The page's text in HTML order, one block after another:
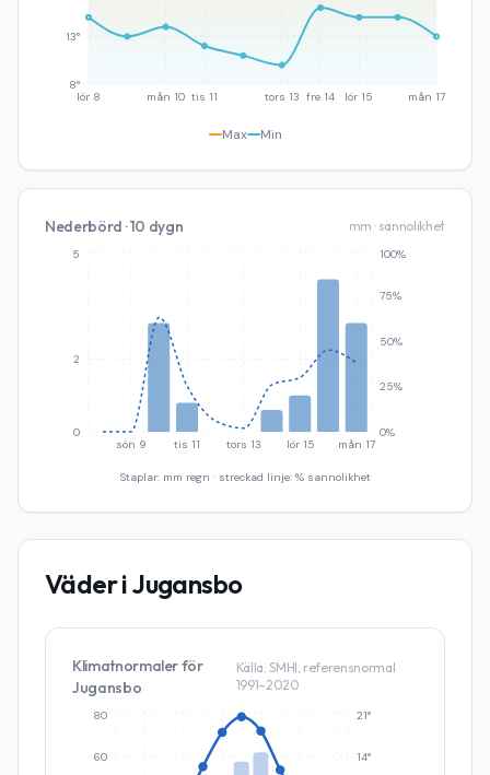
lör 8 mån 10 tis 11 tors 13 fre 14 lör 15 mån 17
8°
13°
Max Min
Nederbörd · 10 dygn mm · sannolikhet
sön 9 tis 11 tors 13 lör 15 mån 17
0
2
5
0%
25%
50%
75%
100%
Staplar: mm regn · streckad linje: % sannolikhet
Väder iJugansbo
Klimatnormaler för
Jugansbo
Källa: SMHI, referensnormal
1991–2020
60
80
14°
21°